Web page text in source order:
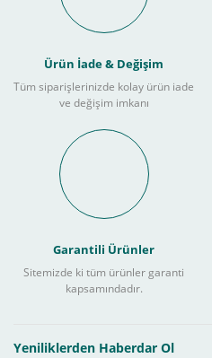
Ürün İade & Değişim
Tüm siparişlerinizde kolay ürün iade
ve değişim imkanı
Garantili Ürünler
Sitemizde ki tüm ürünler garanti
kapsamındadır.
Yeniliklerden Haberdar Ol